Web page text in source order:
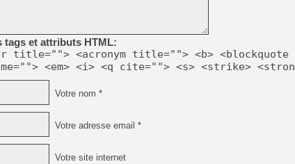
[LS] [PS5] Le WebKit
[GK] Oubliez Crazy Taxi,
[LS] [Switch] NSZ 5.0.0
[GK] No More Room in
tags et attributs HTML:
title=""> <acronym title=""> <b> <blockquote
<em> <i> <q cite=""> <s> <strike>
Votre nom *
Votre adresse email *
Votre site internet